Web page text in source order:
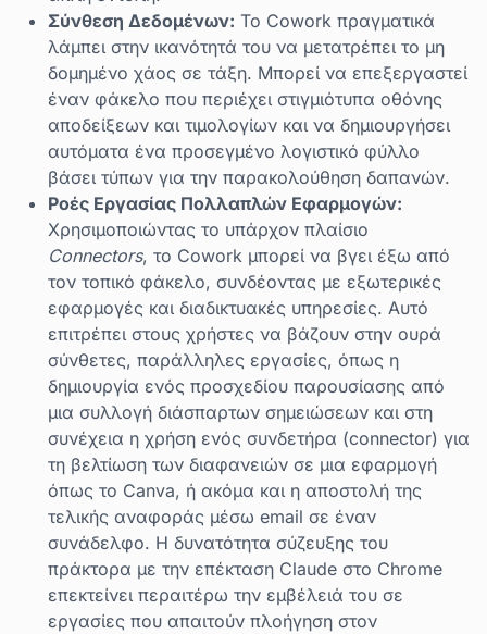
Σύνθεση Δεδομένων: Το Cowork πραγματικά
λάμπει στην ικανότητά του να μετατρέπει το μη
δομημένο χάος σε τάξη. Μπορεί να επεξεργαστεί
έναν φάκελο που περιέχει στιγμιότυπα οθόνης
αποδείξεων και τιμολογίων και να δημιουργήσει
αυτόματα ένα προσεγμένο λογιστικό φύλλο
βάσει τύπων για την παρακολούθηση δαπανών.
Ροές Εργασίας Πολλαπλών Εφαρμογών:
Χρησιμοποιώντας το υπάρχον πλαίσιο
Connectors, το Cowork μπορεί να βγει έξω από
τον τοπικό φάκελο, συνδέοντας με εξωτερικές
εφαρμογές και διαδικτυακές υπηρεσίες. Αυτό
επιτρέπει στους χρήστες να βάζουν στην ουρά
σύνθετες, παράλληλες εργασίες, όπως η
δημιουργία ενός προσχεδίου παρουσίασης από
μια συλλογή διάσπαρτων σημειώσεων και στη
συνέχεια η χρήση ενός συνδετήρα (connector) για
τη βελτίωση των διαφανειών σε μια εφαρμογή
όπως το Canva, ή ακόμα και η αποστολή της
τελικής αναφοράς μέσω email σε έναν
συνάδελφο. Η δυνατότητα σύζευξης του
πράκτορα με την επέκταση Claude στο Chrome
επεκτείνει περαιτέρω την εμβέλειά του σε
εργασίες που απαιτούν πλοήγηση στον